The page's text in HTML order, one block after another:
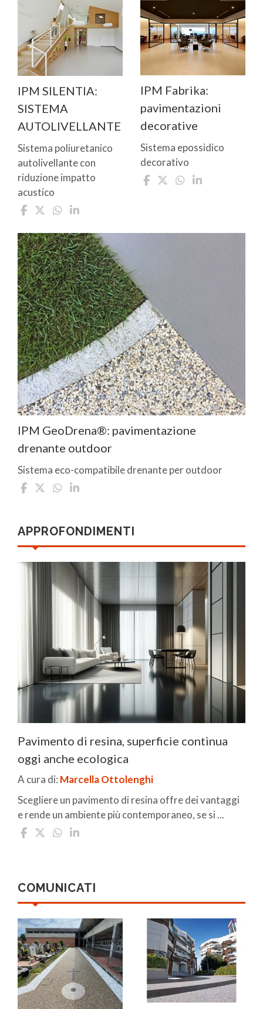
IPM SILENTIA:
SISTEMA
AUTOLIVELLANTE
Sistema poliuretanico
autolivellante con
riduzione impatto
acustico
IPM Fabrika:
pavimentazioni
decorative
Sistema epossidico
decorativo
IPM GeoDrena®: pavimentazione
drenante outdoor
Sistema eco-compatibile drenante per outdoor
APPROFONDIMENTI
Pavimento di resina, superficie continua
oggi anche ecologica
A cura di: Marcella Ottolenghi
Scegliere un pavimento di resina offre dei vantaggi
e rende un ambiente più contemporaneo, se si ...
COMUNICATI